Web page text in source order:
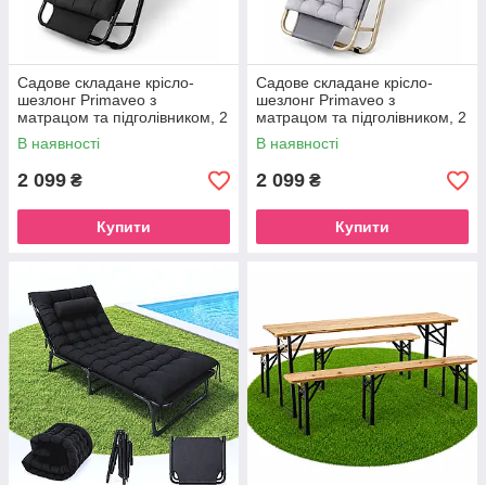
Садове складане крісло-
шезлонг Primaveo з
матрацом та підголівником, 2
положення спинки,
туристичний лежак (Чорний)
В наявності
2 099 ₴
Купити
Садове складане крісло-
шезлонг Primaveo з
матрацом та підголівником, 2
положення спинки,
туристичний лежак (Сірий)
В наявності
2 099 ₴
Купити